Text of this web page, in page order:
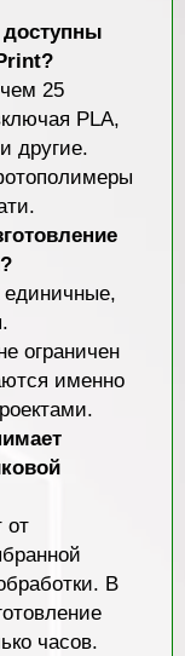
доступны
25
PLA,
другие.
ограничен
именно
от
В
часов.